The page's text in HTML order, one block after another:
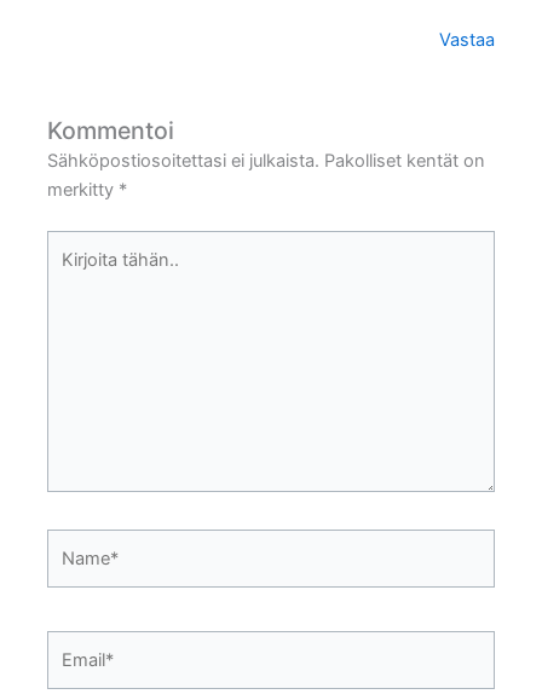
Vastaa
Kommentoi
Sähköpostiosoitettasi ei julkaista. Pakolliset kentät on
merkitty *
tähän..